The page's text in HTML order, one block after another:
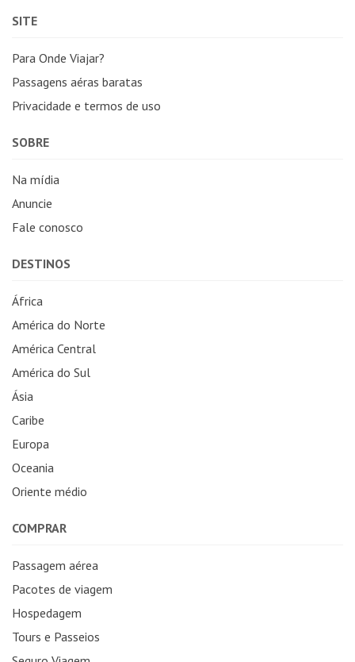
SITE
Para Onde Viajar?
Passagens aéras baratas
Privacidade e termos de uso
SOBRE
Na mídia
Anuncie
Fale conosco
DESTINOS
África
América do Norte
América Central
América do Sul
Ásia
Caribe
Europa
Oceania
Oriente médio
COMPRAR
Passagem aérea
Pacotes de viagem
Hospedagem
Tours e Passeios